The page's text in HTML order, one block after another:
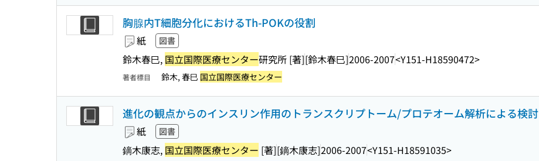
胸腺内T細胞分化におけるTh-POKの役割
紙 図書
鈴木春巳, 国立国際医療センター研究所 [著][鈴木春巳]2006-2007<Y151-H18590472>
著者標目 鈴木, 春巳 国立国際医療センター
進化の観点からのインスリン作用のトランスクリプトーム/プロテオーム解析による検討
紙 図書
鏑木康志, 国立国際医療センター [著][鏑木康志]2006-2007<Y151-H18591035>